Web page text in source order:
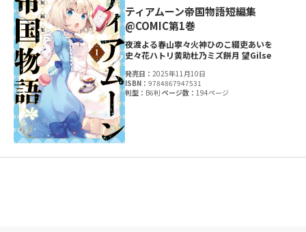
ティアムーン帝国物語短編集
@COMIC第1巻
夜渡よる春山寧々火神ひのこ綴吏あいを
史々花ハトリ黄助杜乃ミズ餅月 望Gilse
発売日：2025年11月10日
ISBN：9784867947531
判型： B6判ページ数：194ページ